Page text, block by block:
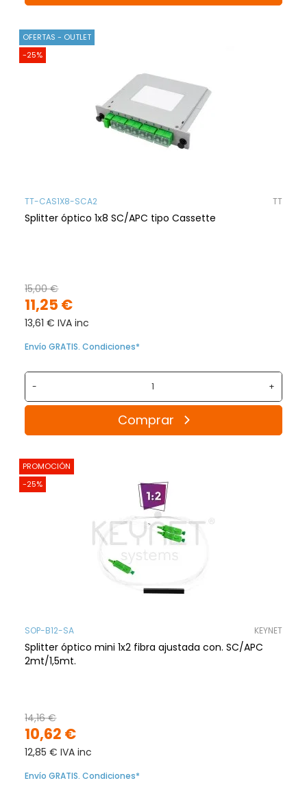
OFERTAS - OUTLET
-25%
TT-CAS1X8-SCA2 TT
Splitter óptico 1x8 SC/APC tipo Cassette
11,25 €
15,00 €
13,61 € IVA inc
Envío GRATIS. Condiciones*
- +
Comprar
PROMOCIÓN
-25%
SOP-B12-SA KEYNET
Splitter óptico mini 1x2 fibra ajustada con. SC/APC
2mt/1,5mt.
10,62 €
14,16 €
12,85 € IVA inc
Envío GRATIS. Condiciones*